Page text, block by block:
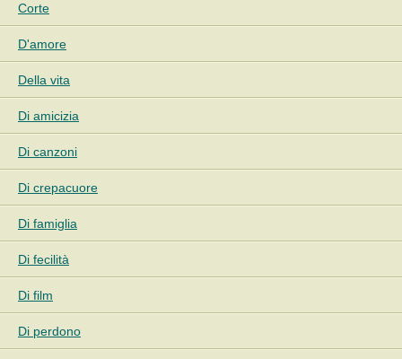
Corte
D'amore
Della vita
Di amicizia
Di canzoni
Di crepacuore
Di famiglia
Di fecilità
Di film
Di perdono